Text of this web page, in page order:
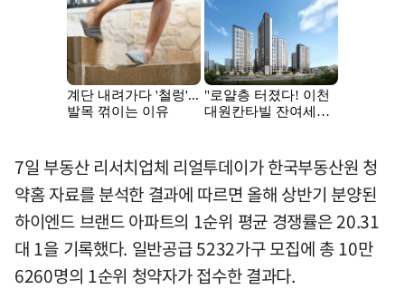
7일 부동산 리서치업체 리얼투데이가 한국부동산원 청
약홈 자료를 분석한 결과에 따르면 올해 상반기 분양된
하이엔드 브랜드 아파트의 1순위 평균 경쟁률은 20.31
대 1을 기록했다. 일반공급 5232가구 모집에 총 10만
6260명의 1순위 청약자가 접수한 결과다.